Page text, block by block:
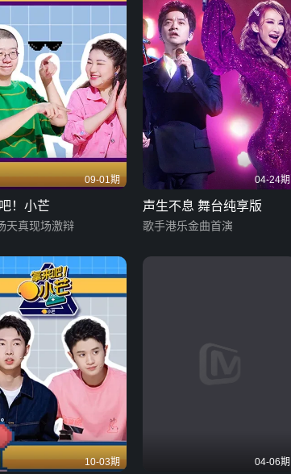
09-01期
！小芒
天真现场激辩
04-24期
声生不息 舞台纯享版
歌手港乐金曲首演
10-03期 04-06期